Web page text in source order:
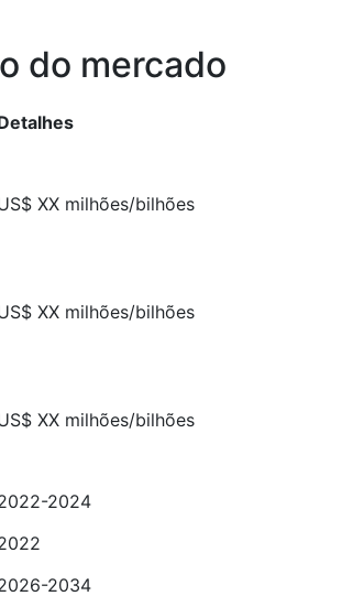
do mercado
XX milhões/bilhões
XX milhões/bilhões
XX milhões/bilhões
2024
2034